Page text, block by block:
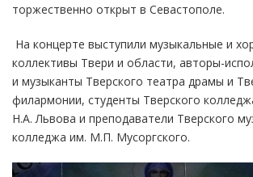
торжественно открыт в Севастополе.
На концерте выступили музыкальные и
коллективы Твери и области, авторы-
и музыканты Тверского театра драмы и
филармонии, студенты Тверского
Н.А. Львова и преподаватели Тверского
колледжа им. М.П. Мусоргского.